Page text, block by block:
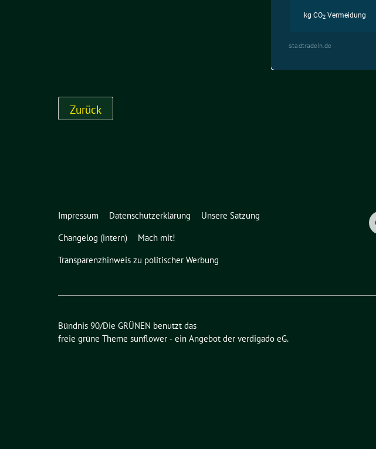
Impressum Datenschutzerklärung
Unsere Satzung
Changelog (intern)
Mach mit!
Transparenzhinweis zu politischer Werbung
Bündnis 90/Die GRÜNEN benutzt das
freie grüne Theme sunflower ‐ ein Angebot der verdigado eG.